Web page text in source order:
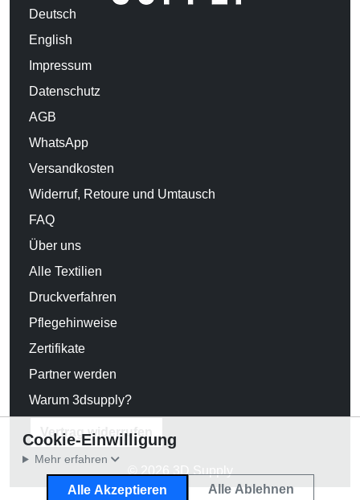
Deutsch
English
Impressum
Datenschutz
AGB
WhatsApp
Versandkosten
Widerruf, Retoure und Umtausch
FAQ
Über uns
Alle Textilien
Druckverfahren
Pflegehinweise
Zertifikate
Partner werden
Warum 3dsupply?
Vertrag widerrufen
© 2026 3D Supply
Cookie-Einwilligung
Mehr erfahren
Alle Akzeptieren Alle Ablehnen